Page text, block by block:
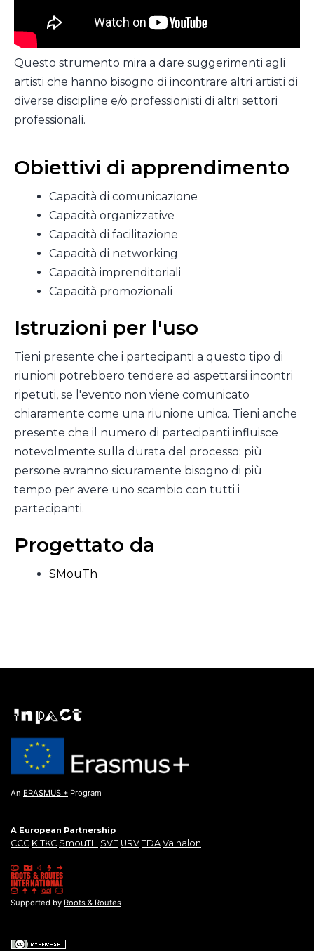
Questo strumento mira a dare suggerimenti agli
artisti che hanno bisogno di incontrare altri artisti di
diverse discipline e/o professionisti di altri settori
professionali.
Obiettivi di apprendimento
Capacità di comunicazione
Capacità organizzative
Capacità di facilitazione
Capacità di networking
Capacità imprenditoriali
Capacità promozionali
Istruzioni per l'uso
Tieni presente che i partecipanti a questo tipo di
riunioni potrebbero tendere ad aspettarsi incontri
ripetuti, se l'evento non viene comunicato
chiaramente come una riunione unica. Tieni anche
presente che il numero di partecipanti influisce
notevolmente sulla durata del processo: più
persone avranno sicuramente bisogno di più
tempo per avere uno scambio con tutti i
partecipanti.
Progettato da
SMouTh
An ERASMUS + Program
A European Partnership
CCC KITKC SmouTH SVF URV TDA Valnalon
Supported by Roots & Routes